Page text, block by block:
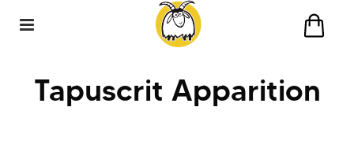
Tapuscrit Apparition